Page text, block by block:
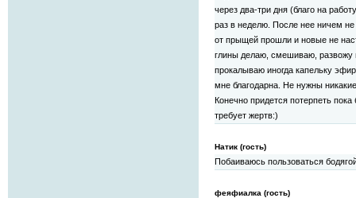
через два-три дня (благо на
раз в неделю. После нее ничем
от прыщей прошли и новые не
глины делаю, смешиваю, развожу
прокалываю иногда капельку
мне благодарна. Не нужны
Конечно придется потерпеть пока
требует жертв:)
Натик (гость)
Побаиваюсь пользоваться
феяфиалка (гость)